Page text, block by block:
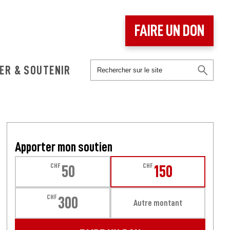
& SOUTENIR
FAIRE UN DON
Apporter mon soutien
CHF 50 CHF 150
CHF 300 Autre montant